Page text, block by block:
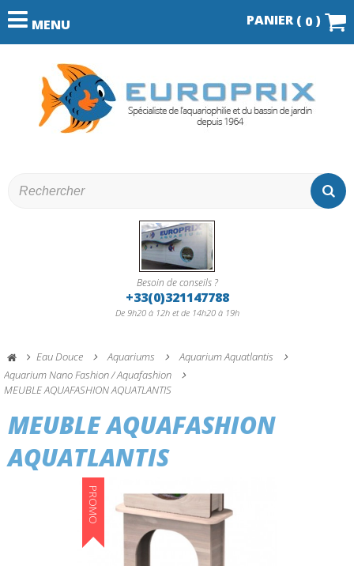
MENU PANIER ( 0 )
Besoin de conseils ?
+33(0)321147788
De 9h20 à 12h et de 14h20 à 19h
Eau Douce Aquariums
Aquarium Aquatlantis
Aquarium Nano Fashion / Aquafashion
MEUBLE AQUAFASHION AQUATLANTIS
MEUBLE AQUAFASHION
AQUATLANTIS
PROMO